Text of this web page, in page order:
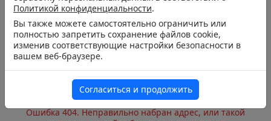
Ошибка 404. Неправильно набран адрес, или такой
Политикой конфиденциальности.
Вы также можете самостоятельно ограничить или
полностью запретить сохранение файлов cookie,
изменив соответствующие настройки безопасности в
вашем веб-браузере.
Согласиться и продолжить